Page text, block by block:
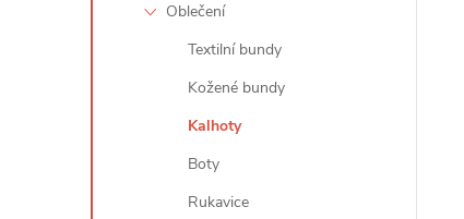
Oblečení
Textilní bundy
Kožené bundy
Kalhoty
Boty
Rukavice